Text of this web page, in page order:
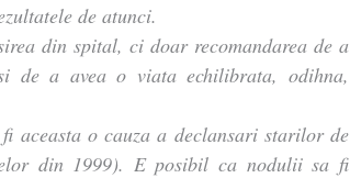
de atunci.
din spital, ci doar recomandarea de a
a avea o viata echilibrata, odihna,
aceasta o cauza a declansari starilor de
din 1999). E posibil ca nodulii sa fi